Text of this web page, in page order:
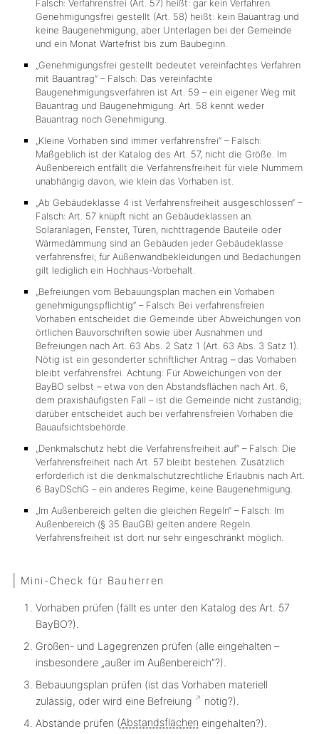
Falsch: Verfahrensfrei (Art. 57) heißt: gar kein Verfahren.
Genehmigungsfrei gestellt (Art. 58) heißt: kein Bauantrag und
keine Baugenehmigung, aber Unterlagen bei der Gemeinde
und ein Monat Wartefrist bis zum Baubeginn.
„Genehmigungsfrei gestellt bedeutet vereinfachtes Verfahren
mit Bauantrag“ – Falsch: Das vereinfachte
Baugenehmigungsverfahren ist Art. 59 – ein eigener Weg mit
Bauantrag und Baugenehmigung. Art. 58 kennt weder
Bauantrag noch Genehmigung.
„Kleine Vorhaben sind immer verfahrensfrei“ – Falsch:
Maßgeblich ist der Katalog des Art. 57, nicht die Größe. Im
Außenbereich entfällt die Verfahrensfreiheit für viele Nummern
unabhängig davon, wie klein das Vorhaben ist.
„Ab Gebäudeklasse 4 ist Verfahrensfreiheit ausgeschlossen“ –
Falsch: Art. 57 knüpft nicht an Gebäudeklassen an.
Solaranlagen, Fenster, Türen, nichttragende Bauteile oder
Wärmedämmung sind an Gebäuden jeder Gebäudeklasse
verfahrensfrei; für Außenwandbekleidungen und Bedachungen
gilt lediglich ein Hochhaus-Vorbehalt.
„Befreiungen vom Bebauungsplan machen ein Vorhaben
genehmigungspflichtig“ – Falsch: Bei verfahrensfreien
Vorhaben entscheidet die Gemeinde über Abweichungen von
örtlichen Bauvorschriftensowie über Ausnahmen und
Befreiungen nach Art. 63 Abs. 2 Satz 1 (Art. 63 Abs. 3 Satz 1).
Nötig ist ein gesonderter schriftlicher Antrag – das Vorhaben
bleibt verfahrensfrei. Achtung: Für Abweichungen von der
BayBO selbst – etwa von den Abstandsflächen nach Art. 6,
dem praxishäufigsten Fall – ist die Gemeinde nicht zuständig;
darüber entscheidet auch bei verfahrensfreien Vorhaben die
Bauaufsichtsbehörde.
„Denkmalschutz hebt die Verfahrensfreiheit auf“ – Falsch: Die
Verfahrensfreiheit nach Art. 57 bleibt bestehen. Zusätzlich
erforderlich ist die denkmalschutzrechtliche Erlaubnis nach Art.
6 BayDSchG – ein anderes Regime, keine Baugenehmigung.
„Im Außenbereich gelten die gleichen Regeln“ – Falsch: Im
Außenbereich (§ 35 BauGB) gelten andere Regeln.
Verfahrensfreiheit ist dort nur sehr eingeschränkt möglich.
Mini-Check für Bauherren
Vorhaben prüfen (fällt es unter den Katalog des Art. 57
BayBO?).
Größen- und Lagegrenzen prüfen (alle eingehalten –
insbesondere „außer im Außenbereich”?).
Bebauungsplan prüfen (ist das Vorhaben materiell
zulässig, oder wird eine Befreiung
nötig?).
Abstände prüfen (Abstandsflächen eingehalten?).